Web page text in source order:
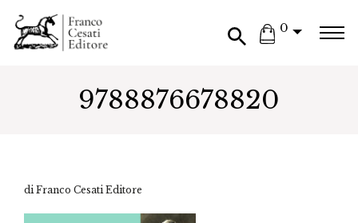
0
9788876678820
di Franco Cesati Editore